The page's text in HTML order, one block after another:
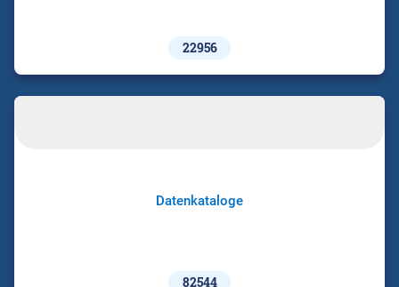
22956
Datenkataloge
82544